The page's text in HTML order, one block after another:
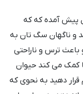
پیش آمده که که
و ناگهان سگ تان به
ترس و ناراحتی
کمک می کند حیوان
دهید به نحوی که